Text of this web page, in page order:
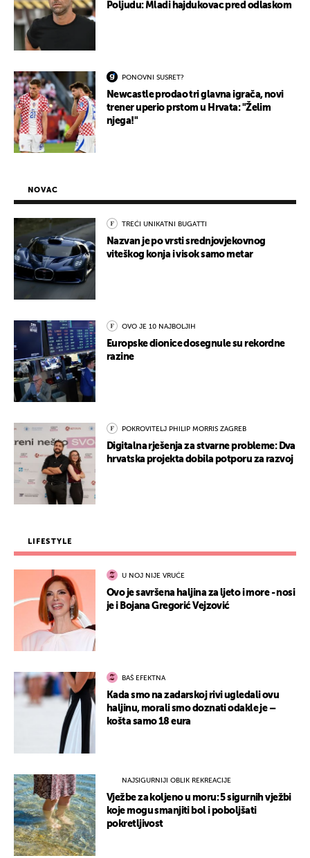
Poljudu: Mladi hajdukovac pred odlaskom
PONOVNI SUSRET?
Newcastle prodao tri glavna igrača, novi
trener uperio prstom u Hrvata: "Želim
njega!"
NOVAC
TREĆI UNIKATNI BUGATTI
Nazvan je po vrsti srednjovjekovnog
viteškog konja i visok samo metar
OVO JE 10 NAJBOLJIH
Europske dionice dosegnule su rekordne
razine
POKROVITELJ PHILIP MORRIS ZAGREB
Digitalna rješenja za stvarne probleme: Dva
hrvatska projekta dobila potporu za razvoj
LIFESTYLE
U NOJ NIJE VRUĆE
Ovo je savršena haljina za ljeto i more - nosi
je i Bojana Gregorić Vejzović
BAŠ EFEKTNA
Kada smo na zadarskoj rivi ugledali ovu
haljinu, morali smo doznati odakle je –
košta samo 18 eura
NAJSIGURNIJI OBLIK REKREACIJE
Vježbe za koljeno u moru: 5 sigurnih vježbi
koje mogu smanjiti bol i poboljšati
pokretljivost